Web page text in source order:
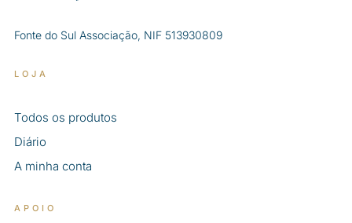
Fonte do Sul Associação, NIF 513930809
LOJA
Todos os produtos
Diário
A minha conta
APOIO